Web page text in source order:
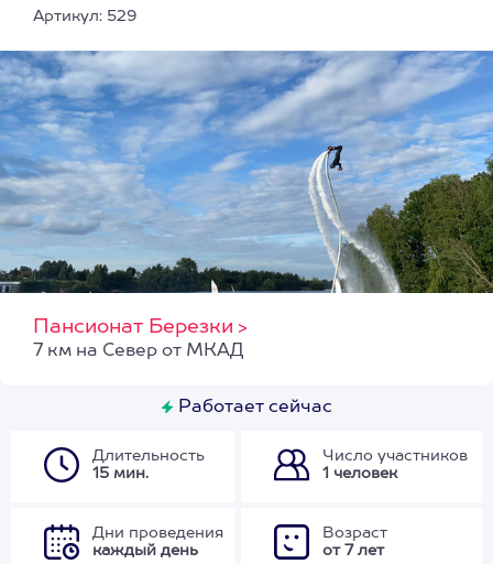
Артикул: 529
Пансионат Березки >
7 км на Север от МКАД
Работает сейчас
Длительность
15 мин.
Число участников
1 человек
Дни проведения
каждый день
Возраст
от 7 лет